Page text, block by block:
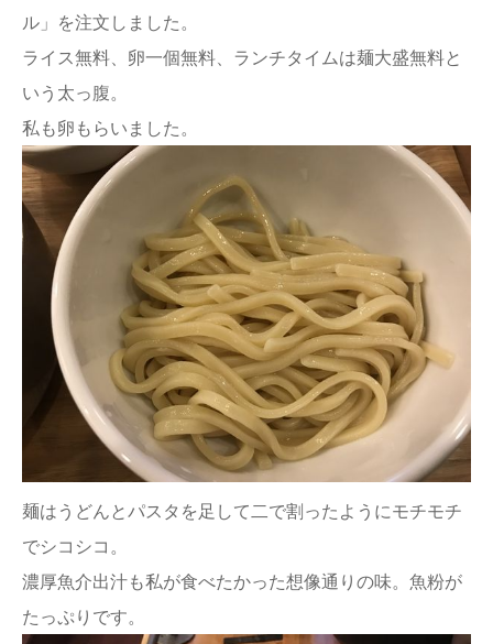
ル」を注文しました。
ライス無料、卵一個無料、ランチタイムは麺大盛無料と
いう太っ腹。
私も卵もらいました。
麺はうどんとパスタを足して二で割ったようにモチモチ
でシコシコ。
濃厚魚介出汁も私が食べたかった想像通りの味。魚粉が
たっぷりです。